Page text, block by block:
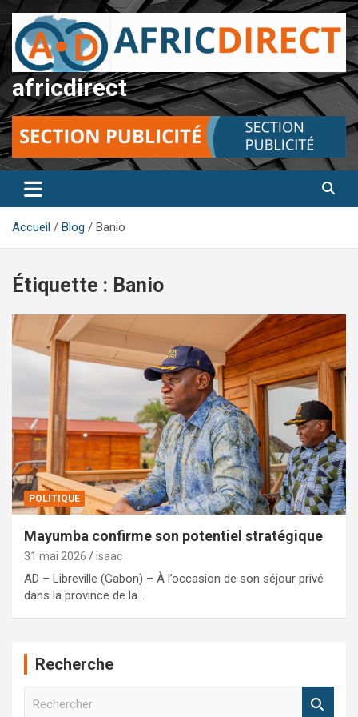
Aller
au
contenu
africdirect
Accueil Blog Banio
Étiquette : Banio
POLITIQUE
Mayumba confirme son potentiel stratégique
31 mai 2026 isaac
AD – Libreville (Gabon) – À l’occasion de son séjour privé
dans la province de la…
Recherche